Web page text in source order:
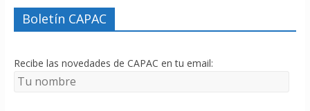
Boletín CAPAC
Recibe las novedades de CAPAC en tu email: